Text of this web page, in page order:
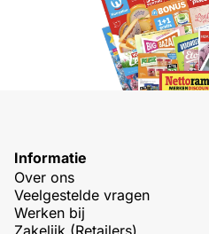
Informatie
Over ons
Veelgestelde vragen
Werken bij
Zakelijk (Retailers)